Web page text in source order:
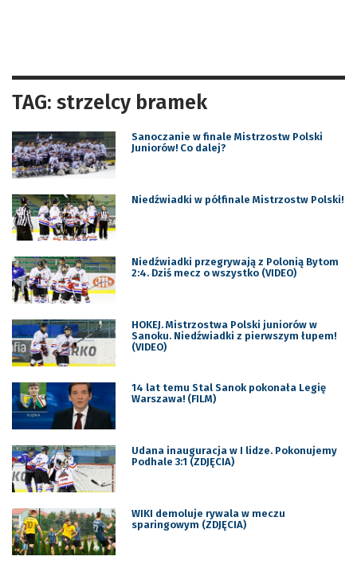
TAG: strzelcy bramek
Sanoczanie w finale Mistrzostw Polski
Juniorów! Co dalej?
Niedźwiadki w półfinale Mistrzostw Polski!
Niedźwiadki przegrywają z Polonią Bytom
2:4. Dziś mecz o wszystko (VIDEO)
HOKEJ. Mistrzostwa Polski juniorów w
Sanoku. Niedźwiadki z pierwszym łupem!
(VIDEO)
14 lat temu Stal Sanok pokonała Legię
Warszawa! (FILM)
Udana inauguracja w I lidze. Pokonujemy
Podhale 3:1 (ZDJĘCIA)
WIKI demoluje rywala w meczu
sparingowym (ZDJĘCIA)